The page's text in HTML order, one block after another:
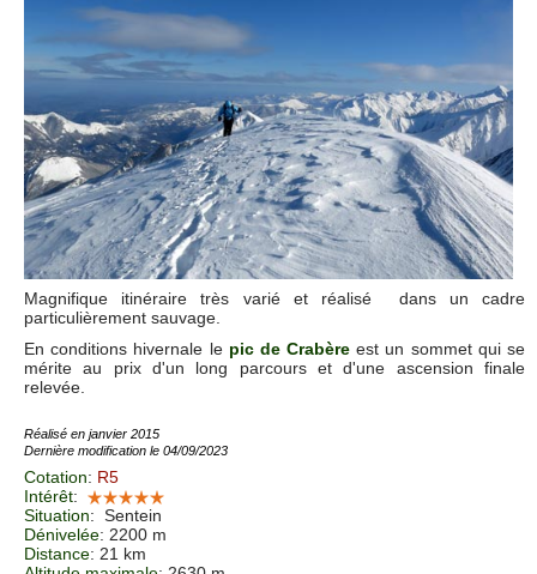
Magnifique itinéraire très varié et réalisé dans un cadre
particulièrement sauvage.
En conditions hivernale le pic de Crabère est un sommet qui se
mérite au prix d'un long parcours et d'une ascension finale
relevée.
Réalisé en janvier 2015
Dernière modification le 04/09/2023
Cotation: R5
Intérêt:
Situation: Sentein
Dénivelée: 2200 m
Distance: 21 km